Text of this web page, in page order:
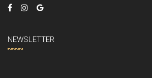
NEWSLETTER